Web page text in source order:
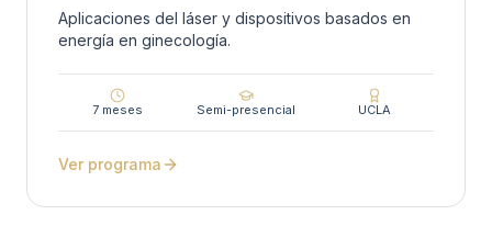
Aplicaciones del láser y dispositivos basados en
energía en ginecología.
7 meses Semi-presencial UCLA
Ver programa